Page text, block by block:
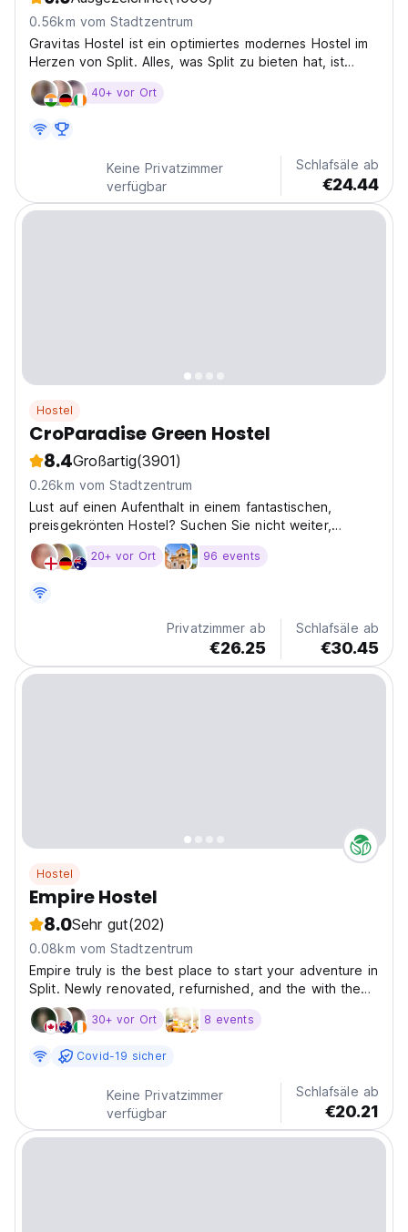
0.56km vom Stadtzentrum
Gravitas Hostel ist ein optimiertes modernes Hostel im
Herzen von Split. Alles, was Split zu bieten hat, ist
direkt nebenan, einschließlich der UNESCO -
geschützten Weltkulturerbezone. Unser Personal
allem...
40+ vor Ort
Keine Privatzimmer
verfügbar
Schlafsäle ab
€24.44
Hostel
CroParadise Green Hostel
8.4Großartig(3901)
0.26km vom Stadtzentrum
Lust auf einen Aufenthalt in einem fantastischen,
preisgekrönten Hostel? Suchen Sie nicht weiter,
übernachten Sie im CroParadise Green
20+ vor Ort 96 events
Privatzimmer ab
€26.25
Schlafsäle ab
€30.45
Hostel
Empire Hostel
8.0Sehr gut(202)
0.08km vom Stadtzentrum
Empire truly is the best place to start your adventure in
Split. Newly renovated, refurnished, and the with the
absolute best location in the entire city of Split. With
this location, you are only seconds, and we literally
30+ vor Ort 8 events
Covid-19 sicher
Keine Privatzimmer
verfügbar
Schlafsäle ab
€20.21